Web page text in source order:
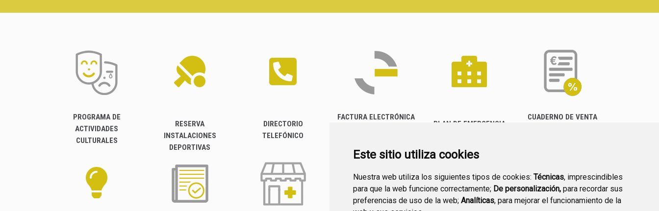
Este sitio utiliza cookies
Nuestra web utiliza los siguientes tipos de cookies: Técnicas, imprescindibles
para que la web funcione correctamente; De personalización, para recordar sus
preferencias de uso de la web; Analíticas, para mejorar el funcionamiento de la
PROGRAMA DE
ACTIVIDADES
CULTURALES
RESERVA
INSTALACIONES
DEPORTIVAS
DIRECTORIO
TELEFÓNICO
FACTURA ELECTRÓNICA
PLAN DE EMERGENCIA
CUADERNO DE VENTA